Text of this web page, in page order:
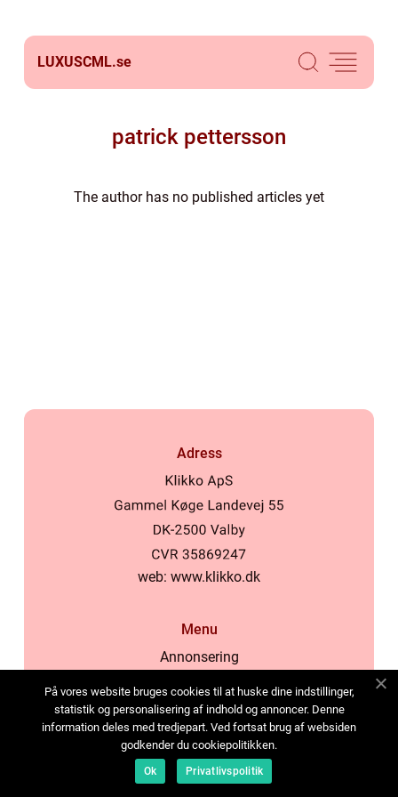
LUXUSCML.se
patrick pettersson
The author has no published articles yet
Adress
web: www.klikko.dk
Menu
Annonsering
Cookies
Kontakta oss
Sitemap
På vores website bruges cookies til at huske dine indstillinger,
statistik og personalisering af indhold og annoncer. Denne
information deles med tredjepart. Ved fortsat brug af websiden
godkender du cookiepolitikken.
Ok Privatlivspolitik